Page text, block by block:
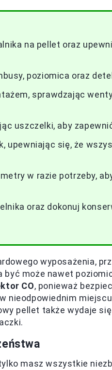
na pellet oraz
poziomica oraz
sprawdzając
uszczelki, aby
upewniając się, że
w razie potrzeby,
oraz dokonuj
wyposażenia,
być może nawet
CO, ponieważ
nieodpowiednim
pellet także wydaje
masz wszystkie